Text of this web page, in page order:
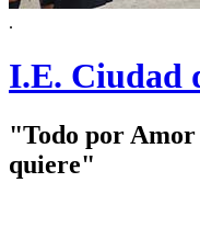
.
I.E. Ciudad
"Todo por Amor
quiere"